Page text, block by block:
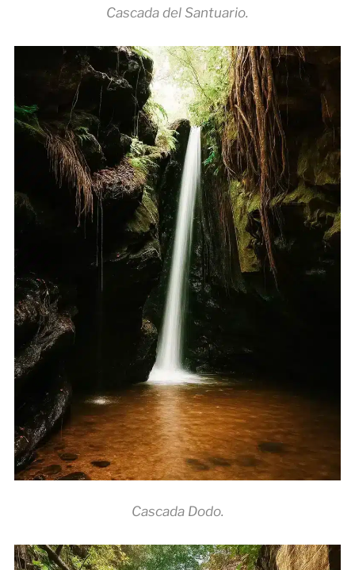
Cascada del Santuario.
Cascada Dodo.